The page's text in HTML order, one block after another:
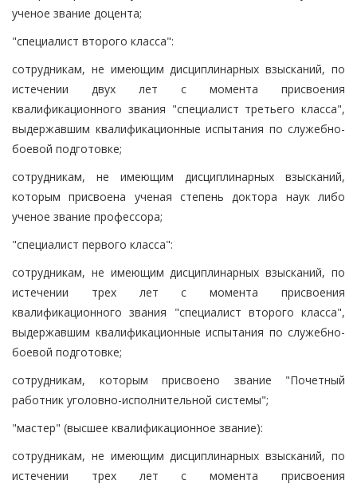
ученое звание доцента;
"специалист второго класса":
сотрудникам, не имеющим дисциплинарных взысканий, по
истечении двух лет с момента присвоения
квалификационного звания "специалист третьего класса",
выдержавшим квалификационные испытания по служебно-
боевой подготовке;
сотрудникам, не имеющим дисциплинарных взысканий,
которым присвоена ученая степень доктора наук либо
ученое звание профессора;
"специалист первого класса":
сотрудникам, не имеющим дисциплинарных взысканий, по
истечении трех лет с момента присвоения
квалификационного звания "специалист второго класса",
выдержавшим квалификационные испытания по служебно-
боевой подготовке;
сотрудникам, которым присвоено звание "Почетный
работник уголовно-исполнительной системы";
"мастер" (высшее квалификационное звание):
сотрудникам, не имеющим дисциплинарных взысканий, по
истечении трех лет с момента присвоения